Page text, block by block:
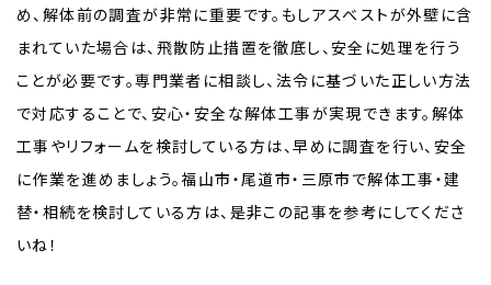
め、解体前の調査が非常に重要です。もしアスベストが外壁に含
まれていた場合は、飛散防止措置を徹底し、安全に処理を行う
ことが必要です。専門業者に相談し、法令に基づいた正しい方法
で対応することで、安心・安全な解体工事が実現できます。解体
工事やリフォームを検討している方は、早めに調査を行い、安全
に作業を進めましょう。福山市・尾道市・三原市で解体工事・建
替・相続を検討している方は、是非この記事を参考にしてくださ
いね！